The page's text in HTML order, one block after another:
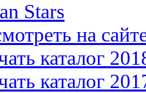
Stars
на
каталог
каталог